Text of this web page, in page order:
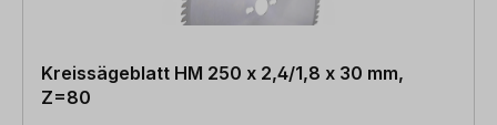
Kreissägeblatt HM 250 x 2,4/1,8 x 30 mm,
Z=80